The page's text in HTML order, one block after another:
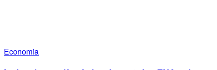
Economia